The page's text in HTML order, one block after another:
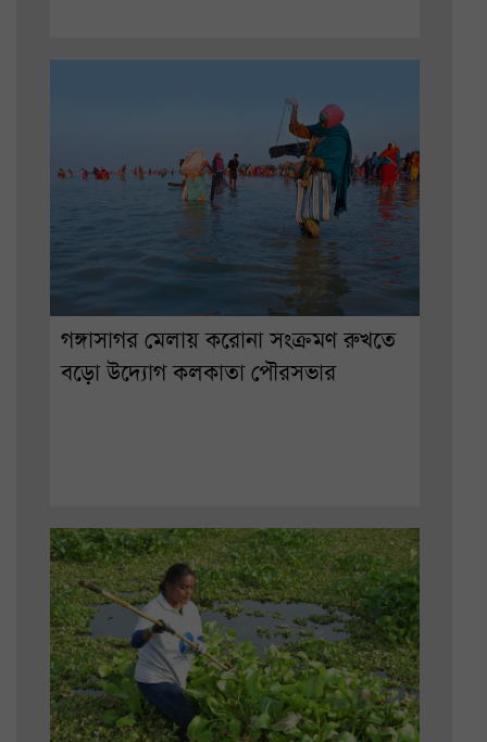
গঙ্গাসাগর মেলায় করোনা সংক্রমণ রুখতে
বড়ো উদ্যোগ কলকাতা পৌরসভার